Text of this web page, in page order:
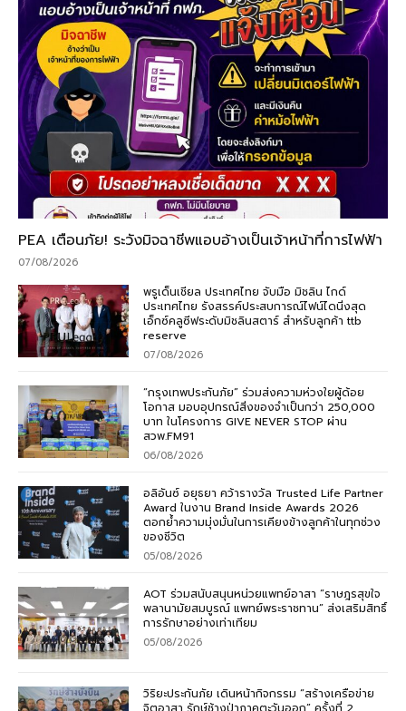
PEA เตือนภัย! ระวังมิจฉาชีพแอบอ้างเป็นเจ้าหน้าที่การไฟฟ้า
07/08/2026
พรูเด็นเชียล ประเทศไทย จับมือ มิชลิน ไกด์
ประเทศไทย รังสรรค์ประสบการณ์ไฟน์ไดนิ่งสุด
เอ็กซ์คลูซีฟระดับมิชลินสตาร์ สำหรับลูกค้า ttb
reserve
07/08/2026
“กรุงเทพประกันภัย” ร่วมส่งความห่วงใยผู้ด้อย
โอกาส มอบอุปกรณ์สิ่งของจำเป็นกว่า 250,000
บาท ในโครงการ GIVE NEVER STOP ผ่าน
สวพ.FM91
06/08/2026
อลิอันซ์ อยุธยา คว้ารางวัล Trusted Life Partner
Award ในงาน Brand Inside Awards 2026
ตอกย้ำความมุ่งมั่นในการเคียงข้างลูกค้าในทุกช่วง
ของชีวิต
05/08/2026
AOT ร่วมสนับสนุนหน่วยแพทย์อาสา “ราษฎรสุขใจ
พลานามัยสมบูรณ์ แพทย์พระราชทาน” ส่งเสริมสิทธิ์
การรักษาอย่างเท่าเทียม
05/08/2026
วิริยะประกันภัย เดินหน้ากิจกรรม “สร้างเครือข่าย